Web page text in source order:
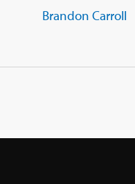
Brandon Carroll